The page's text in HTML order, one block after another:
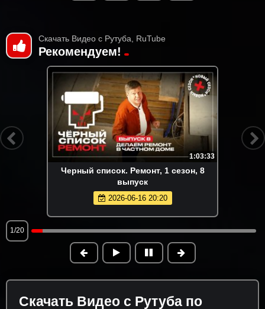
Скачать Видео с Рутуба, RuTube
Рекомендуем!
1:03:33
Черный список. Ремонт, 1 сезон, 8
выпуск
2026-06-16 20:20
1/20
Скачать Видео с Рутуба по